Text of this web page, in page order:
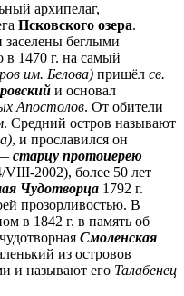
архипелаг,
Псковского озера.
заселены беглыми
1470 г. на самый
им. Белова) пришёл св.
и основал
Апостолов. От обители
. Средний остров называют
, и прославился он
старцу протоиерею
VIII-2002), более 50 лет
Чудотворца 1792 г.
прозорливостью. В
в 1842 г. в память об
Смоленская
из островов
и называют его Талабенец